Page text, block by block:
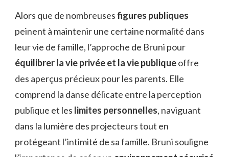
Alors que de nombreusesfigures publiques
peinent à maintenir une certaine normalité dans
leur vie de famille, l’approche de Bruni pour
équilibrer la vie privée et la vie publiqueoffre
des aperçus précieux pour les parents. Elle
comprend la danse délicate entre la perception
publique et les limites personnelles, naviguant
dans la lumière des projecteurs tout en
protégeant l’intimité de sa famille. Bruni souligne